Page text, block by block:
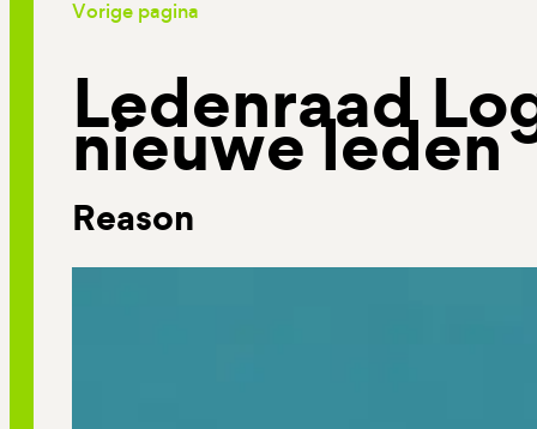
Vorige pagina
Ledenraad
nieuwe leden
Reason